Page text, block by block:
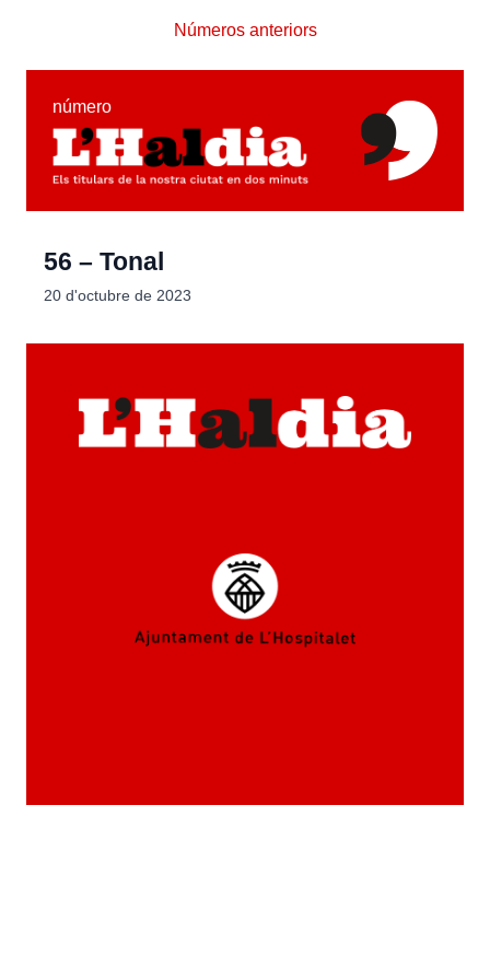
Números anteriors
número
56 – Tonal
20 d'octubre de 2023